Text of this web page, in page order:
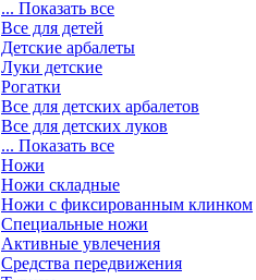
... Показать все
Все для детей
Детские арбалеты
Луки детские
Рогатки
Все для детских арбалетов
Все для детских луков
... Показать все
Ножи
Ножи складные
Ножи с фиксированным клинком
Специальные ножи
Активные увлечения
Средства передвижения